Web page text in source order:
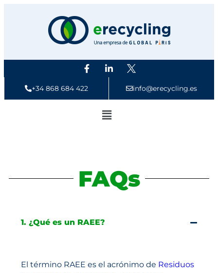
+34 868 684 422 info@erecycling.es
FAQs
1. ¿Qué es un RAEE?
El término RAEE es el acrónimo de Residuos